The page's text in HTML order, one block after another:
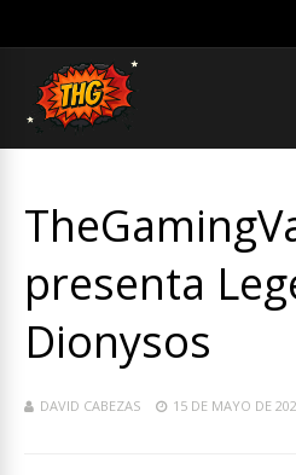
presenta
Dionysos
DAVID CABEZAS 15 DE MAYO DE